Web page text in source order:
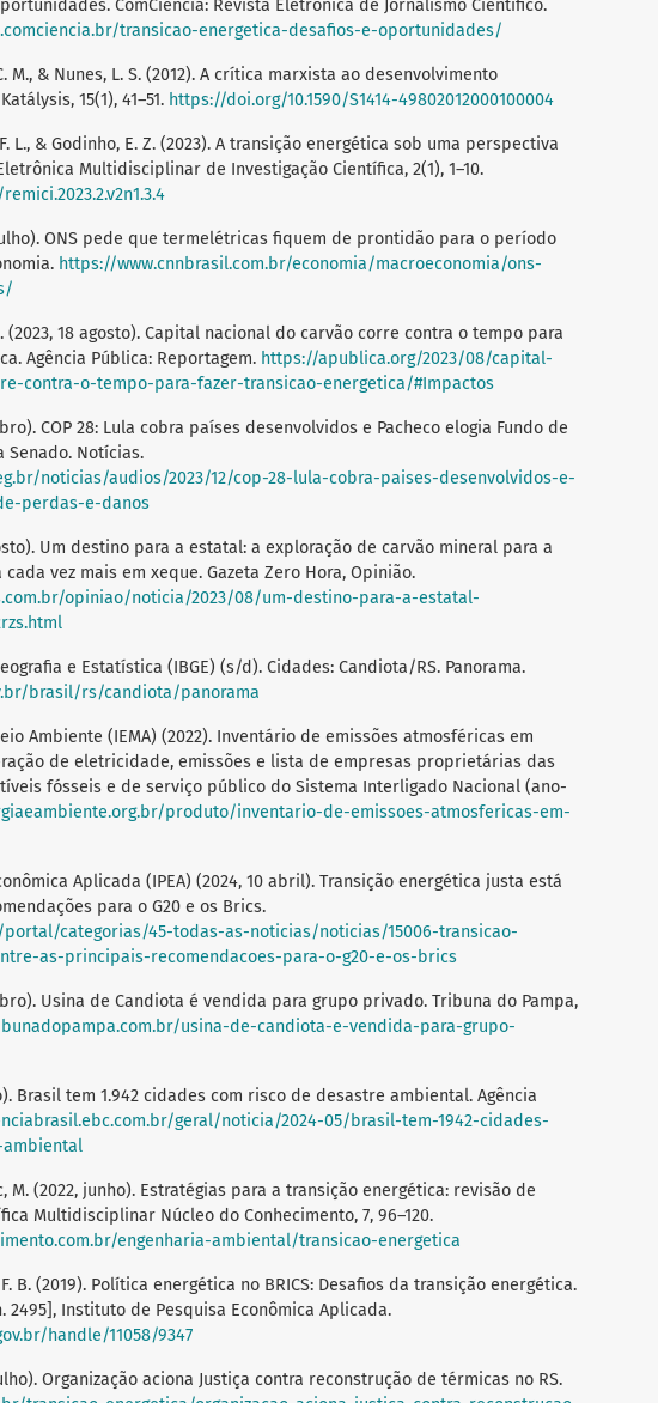
ComCiência: Revista Eletrônica de Jornalismo Científico.
transicao-energetica-desafios-e-oportunidades/
M., & Nunes, L. S. (2012). A crítica marxista ao desenvolvimento
15(1), 41–51. https://doi.org/10.1590/S1414-49802012000100004
L., & Godinho, E. Z. (2023). A transição energética sob uma perspectiva
Multidisciplinar de Investigação Científica, 2(1), 1–10.
julho). ONS pede que termelétricas fiquem de prontidão para o período
https://www.cnnbrasil.com.br/economia/macroeconomia/ons-
(2023, 18 agosto). Capital nacional do carvão corre contra o tempo para
Agência Pública: Reportagem. https://apublica.org/2023/08/capital-
contra-o-tempo-para-fazer-transicao-energetica/#Impactos
COP 28: Lula cobra países desenvolvidos e Pacheco elogia Fundo de
Senado. Notícias.
noticias/audios/2023/12/cop-28-lula-cobra-paises-desenvolvidos-e-
perdas-e-danos
Um destino para a estatal: a exploração de carvão mineral para a
vez mais em xeque. Gazeta Zero Hora, Opinião.
opiniao/noticia/2023/08/um-destino-para-a-estatal-
e Estatística (IBGE) (s/d). Cidades: Candiota/RS. Panorama.
brasil/rs/candiota/panorama
Ambiente (IEMA) (2022). Inventário de emissões atmosféricas em
de eletricidade, emissões e lista de empresas proprietárias das
fósseis e de serviço público do Sistema Interligado Nacional (ano-
produto/inventario-de-emissoes-atmosfericas-em-
Aplicada (IPEA) (2024, 10 abril). Transição energética justa está
para o G20 e os Brics.
portal/categorias/45-todas-as-noticias/noticias/15006-transicao-
as-principais-recomendacoes-para-o-g20-e-os-brics
Usina de Candiota é vendida para grupo privado. Tribuna do Pampa,
usina-de-candiota-e-vendida-para-grupo-
Brasil tem 1.942 cidades com risco de desastre ambiental. Agência
geral/noticia/2024-05/brasil-tem-1942-cidades-
M. (2022, junho). Estratégias para a transição energética: revisão de
Multidisciplinar Núcleo do Conhecimento, 7, 96–120.
engenharia-ambiental/transicao-energetica
B. (2019). Política energética no BRICS: Desafios da transição energética.
2495], Instituto de Pesquisa Econômica Aplicada.
handle/11058/9347
Organização aciona Justiça contra reconstrução de térmicas no RS.